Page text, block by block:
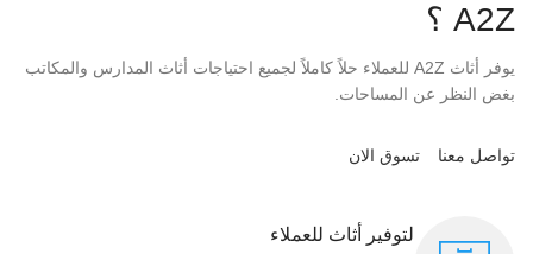
A2Z ؟
يوفر أثاث A2Z للعملاء حلاً كاملاً لجميع احتياجات أثاث المدارس والمكاتب
بغض النظر عن المساحات.
تواصل معنا تسوق الان
لتوفير أثاث للعملاء